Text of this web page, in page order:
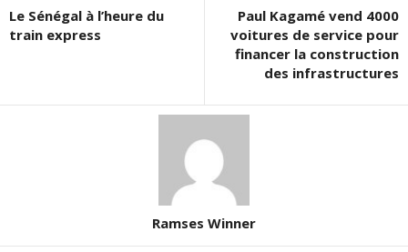
Le Sénégal à l’heure du
train express
Paul Kagamé vend 4000
voitures de service pour
financer la construction
des infrastructures
Ramses Winner